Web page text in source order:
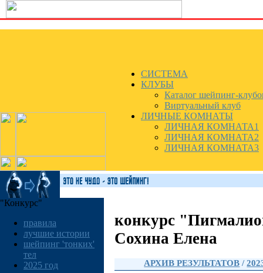
СИСТЕМА
КЛУБЫ
Каталог шейпинг-
Виртуальный клуб
ЛИЧНЫЕ КОМНАТЫ
ЛИЧНАЯ КОМНАТА1
ЛИЧНАЯ КОМНАТА2
ЛИЧНАЯ КОМНАТА3
"Конкурс"
правила
лучшие истории
шейпинг 'тонких'
тел
2025 год
конкурс
Сохина Елена
АРХИВ РЕЗУЛЬТАТОВ /